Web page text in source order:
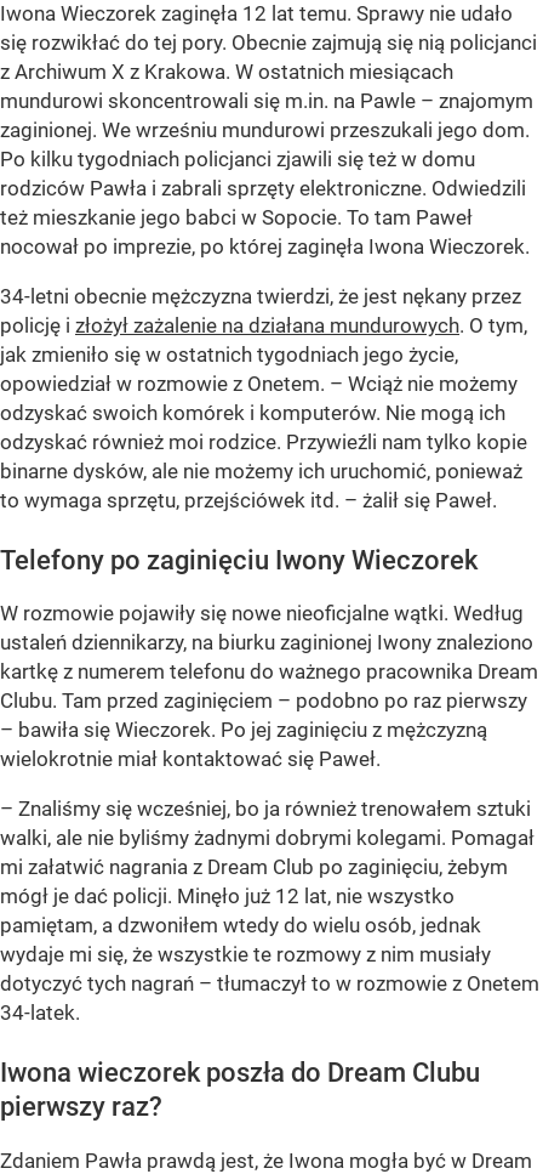
Iwona Wieczorek zaginęła 12 lat temu. Sprawy nie udało
się rozwikłać do tej pory. Obecnie zajmują się nią policjanci
z Archiwum X z Krakowa. W ostatnich miesiącach
mundurowi skoncentrowali się m.in. na Pawle – znajomym
zaginionej. We wrześniu mundurowi przeszukali jego dom.
Po kilku tygodniach policjanci zjawili się też w domu
rodziców Pawła i zabrali sprzęty elektroniczne. Odwiedzili
też mieszkanie jego babci w Sopocie. To tam Paweł
nocował po imprezie, po której zaginęła Iwona Wieczorek.
34-letni obecnie mężczyzna twierdzi, że jest nękany przez
policję i złożył zażalenie na działana mundurowych. O tym,
jak zmieniło się w ostatnich tygodniach jego życie,
opowiedział w rozmowie z Onetem. – Wciąż nie możemy
odzyskać swoich komórek i komputerów. Nie mogą ich
odzyskać również moi rodzice. Przywieźli nam tylko kopie
binarne dysków, ale nie możemy ich uruchomić, ponieważ
to wymaga sprzętu, przejściówek itd. – żalił się Paweł.
Telefony po zaginięciu Iwony Wieczorek
W rozmowie pojawiły się nowe nieoficjalne wątki. Według
ustaleń dziennikarzy, na biurku zaginionej Iwony znaleziono
kartkę z numerem telefonu do ważnego pracownika Dream
Clubu. Tam przed zaginięciem – podobno po raz pierwszy
– bawiła się Wieczorek. Po jej zaginięciu z mężczyzną
wielokrotnie miał kontaktować się Paweł.
– Znaliśmy się wcześniej, bo ja również trenowałem sztuki
walki, ale nie byliśmy żadnymi dobrymi kolegami. Pomagał
mi załatwić nagrania z Dream Club po zaginięciu, żebym
mógł je dać policji. Minęło już 12 lat, nie wszystko
pamiętam, a dzwoniłem wtedy do wielu osób, jednak
wydaje mi się, że wszystkie te rozmowy z nim musiały
dotyczyć tych nagrań – tłumaczył to w rozmowie z Onetem
34-latek.
Iwona wieczorek poszła do Dream Clubu
pierwszy raz?
Zdaniem Pawła prawdą jest, że Iwona mogła być w Dream